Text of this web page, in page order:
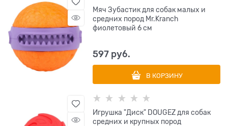
Мяч Зубастик для собак малых и
средних пород Mr.Kranch
фиолетовый 6 см
597 руб.
В КОРЗИНУ
Игрушка "Диск" DOUGEZ для собак
средних и крупных пород